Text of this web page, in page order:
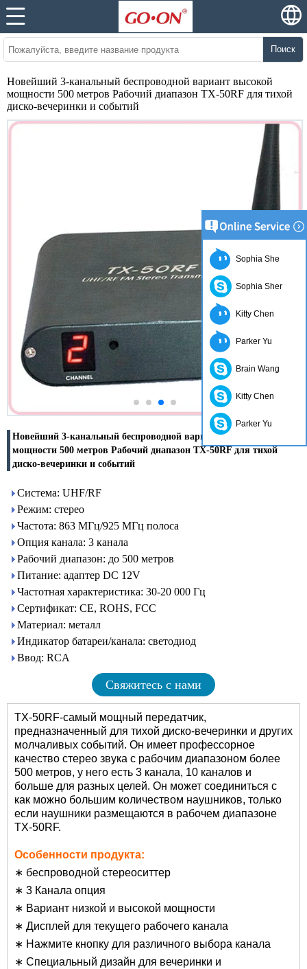
Поиск
Новейший 3-канальный беспроводной вариант высокой
мощности 500 метров Рабочий диапазон TX-50RF для тихой
диско-вечеринки и событий
Новейший 3-канальный беспроводной вариант высокой
мощности 500 метров Рабочий диапазон TX-50RF для тихой
диско-вечеринки и событий
Система: UHF/RF
Режим: стерео
Частота: 863 МГц/925 МГц полоса
Опция канала: 3 канала
Рабочий диапазон: до 500 метров
Питание: адаптер DC 12V
Частотная характеристика: 30-20 000 Гц
Сертификат: CE, ROHS, FCC
Материал: металл
Индикатор батареи/канала: светодиод
Ввод: RCA
Свяжитесь с нами
TX-50RF-самый мощный передатчик,
предназначенный для тихой диско-вечеринки и других
молчаливых событий. Он имеет профессорное
качество стерео звука с рабочим диапазоном более
500 метров, у него есть 3 канала, 10 каналов и
больше для разных целей. Он может соединиться с
как можно большим количеством наушников, только
если наушники размещаются в рабочем диапазоне
TX-50RF.
Особенности продукта:
∗ беспроводной стереоситтер
∗ 3 Канала опция
∗ Вариант низкой и высокой мощности
∗ Дисплей для текущего рабочего канала
∗ Нажмите кнопку для различного выбора канала
∗ Специальный дизайн для вечеринки и
Sophia She
Sophia Sher
Kitty Chen
Parker Yu
Brain Wang
Kitty Chen
Parker Yu